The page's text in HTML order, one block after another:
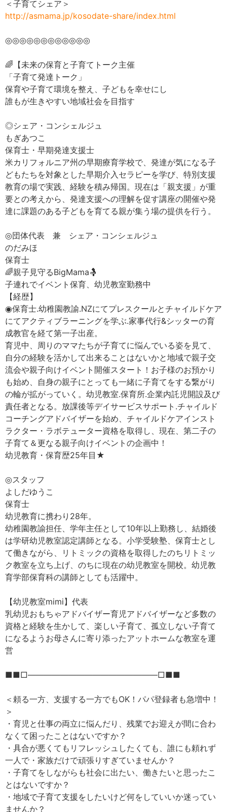
＜子育てシェア＞
http://asmama.jp/kosodate-share/index.html
◎◎◎◎◎◎◎◎◎◎◎◎
🌈【未来の保育と子育てトーク主催
「子育て発達トーク」
保育や子育て環境を整え、子どもを幸せにし
誰もが生きやすい地域社会を目指す
◎シェア・コンシェルジュ
もぎあつこ
保育士・早期発達支援士
米カリフォルニア州の早期療育学校で、発達が気になる子
どもたちを対象とした早期介入セラピーを学び、特別支援
教育の場で実践、経験を積み帰国。現在は「親支援」が重
要との考えから、発達支援への理解を促す講座の開催や発
達に課題のある子どもを育てる親が集う場の提供を行う。
◎団体代表 兼 シェア・コンシェルジュ
のだみほ
保育士
🌈親子見守るBigMama🤱
子連れでイベント保育、幼児教室勤務中
【経歴】
◉保育士.幼稚園教諭.NZにてプレスクールとチャイルドケア
にてアクティブラーニングを学ぶ.家事代行&シッターの育
成教官を経て第一子出産。
育児中、周りのママたちが子育てに悩んでいる姿を見て、
自分の経験を活かして出来ることはないかと地域で親子交
流会や親子向けイベント開催スタート！お子様のお預かり
も始め、自身の親子にとっても一緒に子育てをする繋がり
の輪が拡がっていく。幼児教室.保育所.企業内託児開設及び
責任者となる。放課後等デイサービスサポート.チャイルド
コーチングアドバイザーを始め、チャイルドケアインスト
ラクター・ラボテューター資格を取得し、現在、第二子の
子育て＆更なる親子向けイベントの企画中！
幼児教育・保育歴25年目★
◎スタッフ
よしだゆうこ
保育士
幼児教育に携わり28年。
幼稚園教諭担任、学年主任として10年以上勤務し、結婚後
は学研幼児教室認定講師となる。小学受験塾、保育士とし
て働きながら、リトミックの資格を取得したのちリトミッ
ク教室を立ち上げ、のちに現在の幼児教室を開校。幼児教
育学部保育科の講師としても活躍中。
【幼児教室mimi】代表
乳幼児おもちゃアドバイザー育児アドバイザーなど多数の
資格と経験を生かして、楽しい子育て、孤立しない子育て
になるようお母さんに寄り添ったアットホームな教室を運
営
■■□――――――――――――――――□■■
＜頼る一方、支援する一方でもOK！パパ登録者も急増中！
＞
・育児と仕事の両立に悩んだり、残業でお迎えが間に合わ
なくて困ったことはないですか？
・具合が悪くてもリフレッシュしたくても、誰にも頼れず
一人で・家族だけで頑張りすぎていませんか？
・子育てをしながらも社会に出たい、働きたいと思ったこ
とはないですか？
・地域で子育て支援をしたいけど何をしていいか迷ってい
ませんか？